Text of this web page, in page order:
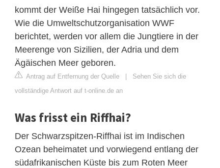
kommt der Weiße Hai hingegen tatsächlich vor.
Wie die Umweltschutzorganisation WWF
berichtet, werden vor allem die Jungtiere in der
Meerenge von Sizilien, der Adria und dem
Ägäischen Meer geboren.
Antrag auf Entfernung der Quelle | Sehen Sie sich die
vollständige Antwort auf t-online.de an
Was frisst ein Riffhai?
Der Schwarzspitzen-Riffhai ist im Indischen
Ozean beheimatet und vorwiegend entlang der
südafrikanischen Küste bis zum Roten Meer